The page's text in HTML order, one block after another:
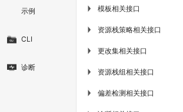
示例
CLI
诊断
▶ 模板相关接口
▶ 资源栈策略相关接口
▶ 更改集相关接口
▶ 资源栈组相关接口
▶ 偏差检测相关接口